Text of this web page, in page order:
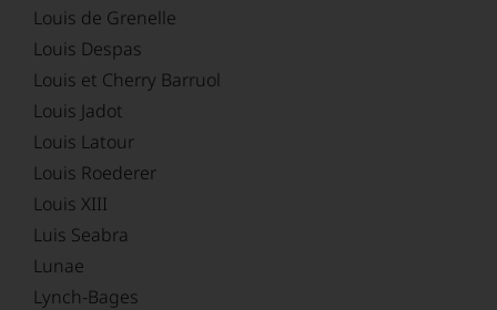
Louis de Grenelle
Louis Despas
Louis et Cherry Barruol
Louis Jadot
Louis Latour
Louis Roederer
Louis XIII
Luis Seabra
Lunae
Lynch-Bages